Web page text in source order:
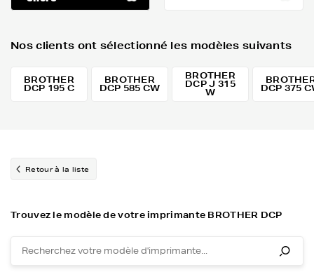
Nos clients ont sélectionné les modèles suivants
BROTHER
DCP 195 C
BROTHER
DCP 585 CW
BROTHER
DCP J 315
W DCP 375
Retour à la liste
Trouvez le modèle de votre imprimante BROTHER DCP